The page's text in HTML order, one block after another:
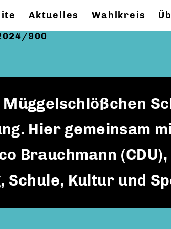
Aktuelles Wahlkreis
900
Hier gemeinsam
Brauchmann
Schule, Kultur und